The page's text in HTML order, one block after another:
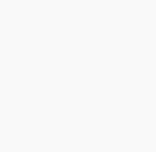
beteg szenved gyulladásos
egy gyomorfertőzést kaptak el,
korai felismeréssel és megfelelő
bélbetegségek.
amely a hőségben nem
egzotikus ételek hatására
A gyulladásos bélbetegségben
ezt az érzést, és akár
ulterosa-t (fekélyes
sorolja a gyulladásos